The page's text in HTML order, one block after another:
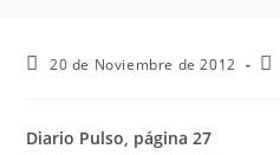
20 de Noviembre de 2012
Diario Pulso, página 27